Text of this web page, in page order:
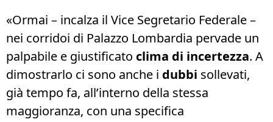
«Ormai – incalza il Vice Segretario Federale –
nei corridoi di Palazzo Lombardia pervade un
palpabile e giustificato clima di incertezza. A
dimostrarlo ci sono anche i dubbi sollevati,
già tempo fa, all’interno della stessa
maggioranza, con una specifica